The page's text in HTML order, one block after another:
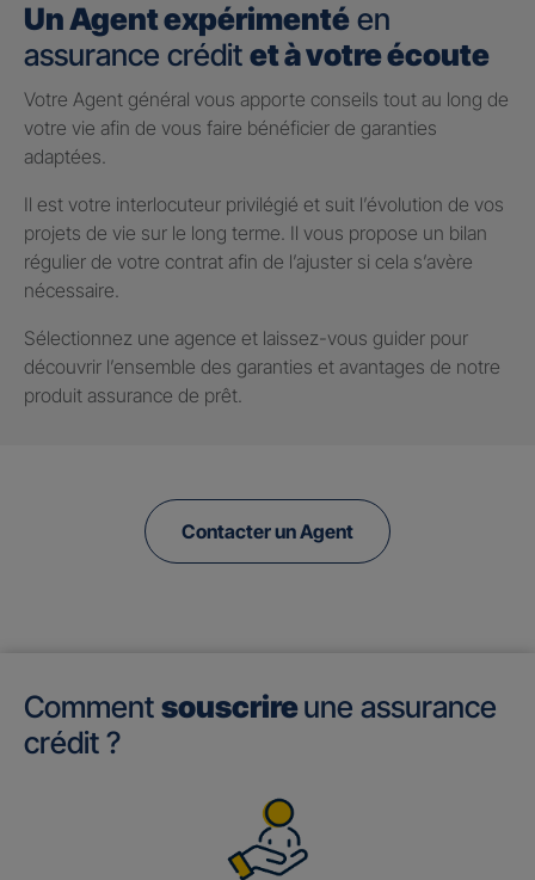
Un Agent expérimenté en
assurance crédit et à votre écoute
Votre Agent général vous apporte conseils tout au long de
votre vie afin de vous faire bénéficier de garanties
adaptées.
Il est votre interlocuteur privilégié et suit l’évolution de vos
projets de vie sur le long terme. Il vous propose un bilan
régulier de votre contrat afin de l’ajuster si cela s’avère
nécessaire.
Sélectionnez une agence et laissez-vous guider pour
découvrir l’ensemble des garanties et avantages de notre
produit assurance de prêt.
Contacter un Agent
Comment souscrireune assurance
crédit ?